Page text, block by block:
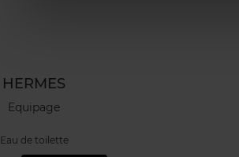
HERMES
Equipage
Eau de toilette